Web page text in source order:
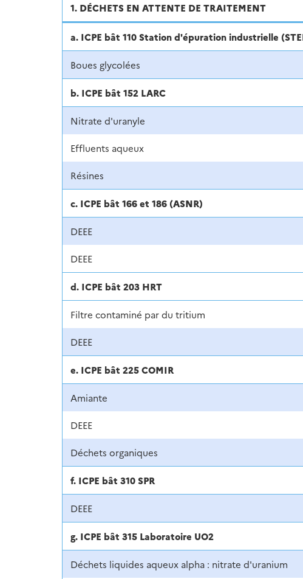
1. DÉCHETS EN ATTENTE DE TRAITEMENT
a. ICPE bât 110 Station d'épuration industrielle
Boues glycolées
b. ICPE bât 152 LARC
Nitrate d'uranyle
Effluents aqueux
Résines
c. ICPE bât 166 et 186 (ASNR)
DEEE
DEEE
d. ICPE bât 203 HRT
Filtre contaminé par du tritium
DEEE
e. ICPE bât 225 COMIR
Amiante
DEEE
Déchets organiques
f. ICPE bât 310 SPR
DEEE
g. ICPE bât 315 Laboratoire UO2
Déchets liquides aqueux alpha : nitrate d'uranium